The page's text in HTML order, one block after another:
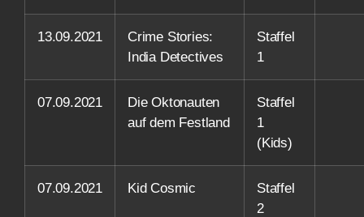
13.09.2021
Crime Stories:
India Detectives
Staffel
1
07.09.2021
Die Oktonauten
auf dem Festland
Staffel
1
(Kids)
07.09.2021 Kid Cosmic
Staffel
2